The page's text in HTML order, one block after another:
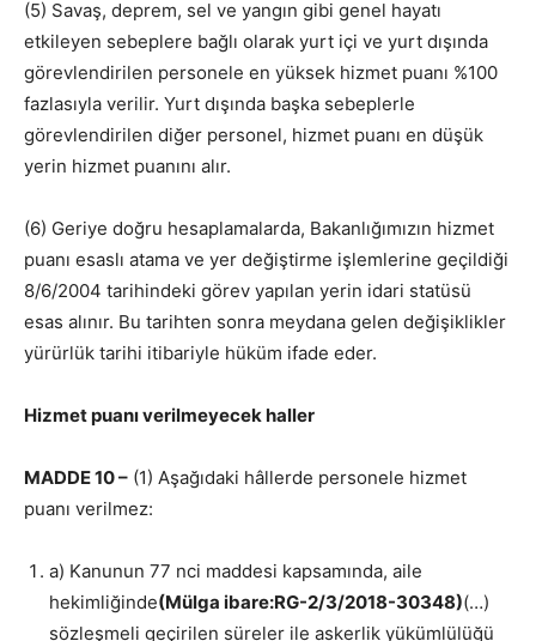
(5) Savaş, deprem, sel ve yangın gibi genel hayatı
etkileyen sebeplere bağlı olarak yurt içi ve yurt dışında
görevlendirilen personele en yüksek hizmet puanı %100
fazlasıyla verilir. Yurt dışında başka sebeplerle
görevlendirilen diğer personel, hizmet puanı en düşük
yerin hizmet puanını alır.
(6) Geriye doğru hesaplamalarda, Bakanlığımızın hizmet
puanı esaslı atama ve yer değiştirme işlemlerine geçildiği
8/6/2004 tarihindeki görev yapılan yerin idari statüsü
esas alınır. Bu tarihten sonra meydana gelen değişiklikler
yürürlük tarihi itibariyle hüküm ifade eder.
Hizmet puanı verilmeyecek haller
MADDE 10 – (1) Aşağıdaki hâllerde personele hizmet
puanı verilmez:
a) Kanunun 77 nci maddesi kapsamında, aile
hekimliğinde(Mülga ibare:RG-2/3/2018-30348)(…)
sözleşmeli geçirilen süreler ile askerlik yükümlülüğü